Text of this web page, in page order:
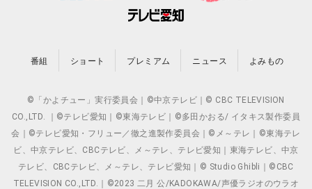
番組 ショート プレミアム ニュース よみもの
©「かよチュー」実行委員会｜©中京テレビ｜© CBC TELEVISION
CO.,LTD. ｜©テレビ愛知｜©東海テレビ｜©多田かおる/ イタキス製作委員
会｜©テレビ愛知・フリュー／徹之進製作委員会｜©メ～テレ｜©東海テレ
ビ、中京テレビ、CBCテレビ、メ～テレ、テレビ愛知｜東海テレビ、中京
テレビ、CBCテレビ、メ～テレ、テレビ愛知｜© Studio Ghibli｜©CBC
TELEVISION CO.,LTD.｜©2023 二月 公/KADOKAWA/声優ラジオのウラオ